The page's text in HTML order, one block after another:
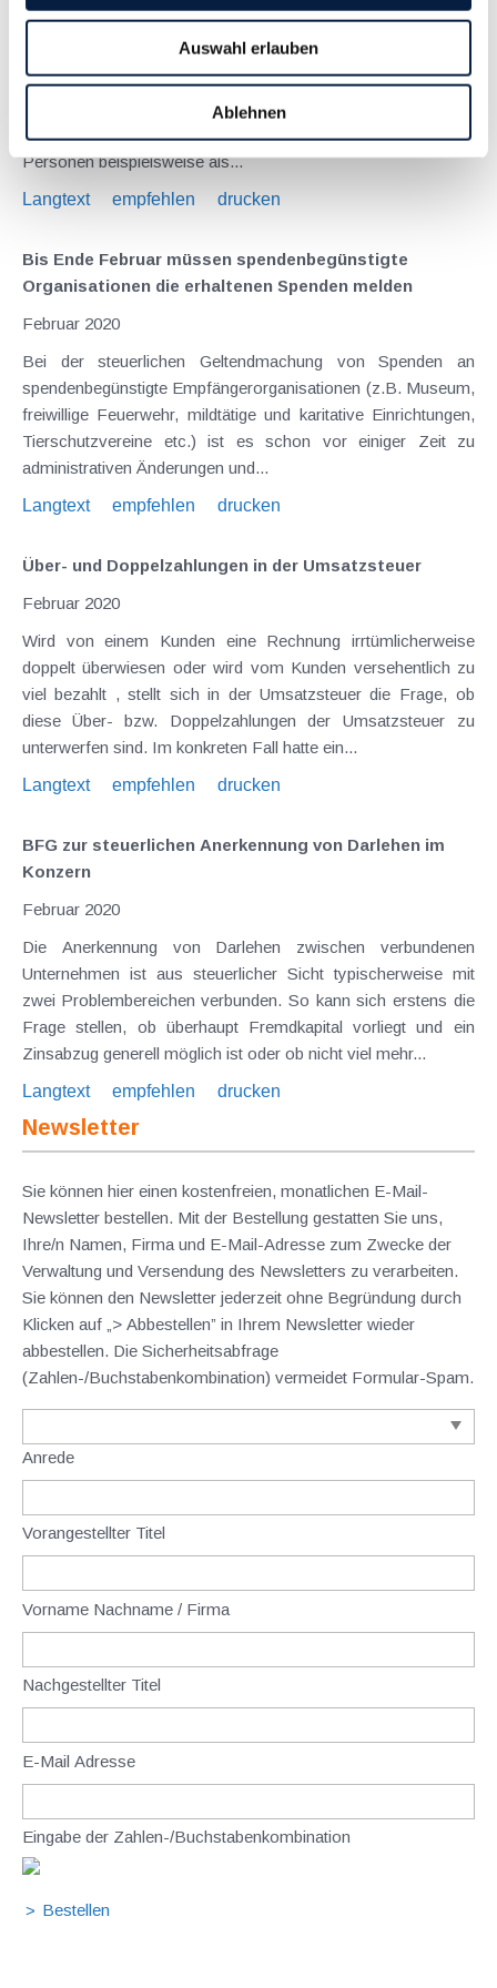
Auswahl erlauben
Ablehnen
Februar 2020
Zahlungen, welche im Jahr 2019 getätigt wurden, elektronisch
gemeldet werden. Dies betrifft etwa Zahlungen an natürliche
Personen außerhalb eines Dienstverhältnisses , wenn diese
Personen beispielsweise als...
Langtext
empfehlen drucken
Bis Ende Februar müssen spendenbegünstigte
Organisationen die erhaltenen Spenden melden
Februar 2020
Bei der steuerlichen Geltendmachung von Spenden an
spendenbegünstigte Empfängerorganisationen (z.B. Museum,
freiwillige Feuerwehr, mildtätige und karitative Einrichtungen,
Tierschutzvereine etc.) ist es schon vor einiger Zeit zu
administrativen Änderungen und...
Langtext
empfehlen drucken
Über- und Doppelzahlungen in der Umsatzsteuer
Februar 2020
Wird von einem Kunden eine Rechnung irrtümlicherweise
doppelt überwiesen oder wird vom Kunden versehentlich zu
viel bezahlt , stellt sich in der Umsatzsteuer die Frage, ob
diese Über- bzw. Doppelzahlungen der Umsatzsteuer zu
unterwerfen sind. Im konkreten Fall hatte ein...
Langtext
empfehlen drucken
BFG zur steuerlichen Anerkennung von Darlehen im
Konzern
Februar 2020
Die Anerkennung von Darlehen zwischen verbundenen
Unternehmen ist aus steuerlicher Sicht typischerweise mit
zwei Problembereichen verbunden. So kann sich erstens die
Frage stellen, ob überhaupt Fremdkapital vorliegt und ein
Zinsabzug generell möglich ist oder ob nicht viel mehr...
Langtext
empfehlen drucken
Newsletter
Sie können hier einen kostenfreien, monatlichen E-Mail-
Newsletter bestellen. Mit der Bestellung gestatten Sie uns,
Ihre/n Namen, Firma und E-Mail-Adresse zum Zwecke der
Verwaltung und Versendung des Newsletters zu verarbeiten.
Sie können den Newsletter jederzeit ohne Begründung durch
Klicken auf „> Abbestellen” in Ihrem Newsletter wieder
abbestellen. Die Sicherheitsabfrage
(Zahlen-/Buchstabenkombination) vermeidet Formular-Spam.
Anrede
Vorangestellter Titel
Vorname Nachname / Firma
Nachgestellter Titel
E-Mail Adresse
Eingabe der Zahlen-/Buchstabenkombination